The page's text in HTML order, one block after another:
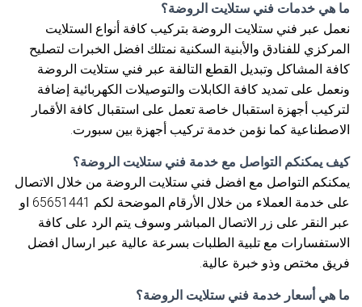
ما هي خدمات فني ستلايت الروضة؟
نعمل عبر فني ستلايت الروضة بتركيب كافة أنواع الستلايت
المركزي للفنادق والأبنية السكنية نمتلك افضل الخبرات لتصليح
كافة المشاكل وتبديل القطع التالفة عبر فني ستلايت الروضة
ونعمل على تمديد كافة الكابلات والتوصيلات الكهربائية إضافة
لتركيب أجهزة استقبال خاصة تعمل على استقبال كافة الأقمار
الاصطناعية كما نؤمن خدمة تركيب أجهزة بين سبورت.
كيف يمكنكم التواصل مع خدمة فني ستلايت الروضة؟
يمكنكم التواصل مع افضل فني ستلايت الروضة من خلال الاتصال
على خدمة العملاء من خلال الأرقام الموضحة لكم 65651441 او
عبر النقر على زر الاتصال المباشر وسوف يتم الرد على كافة
الاستفسارات مع تلبية الطلبات بسرعة عالية عبر ارسال افضل
فريق مختص وذو خبرة عالية.
ما هي أسعار خدمة فني ستلايت الروضة؟